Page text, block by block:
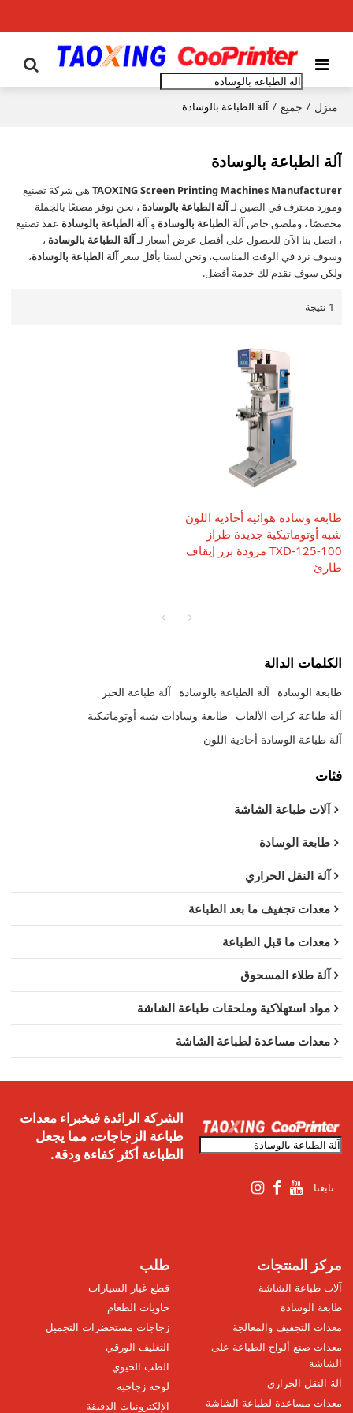
منزل / جميع / آلة الطباعة بالوسادة
آلة الطباعة بالوسادة
TAOXING Screen Printing Machines Manufacturer هي شركة تصنيع
ومورد محترف في الصين لـآلة الطباعة بالوسادة ، نحن نوفر مصنعًا بالجملة
مخصصًا ، وملصق خاصآلة الطباعة بالوسادة وآلة الطباعة بالوسادة عقد تصنيع
، اتصل بنا الآن للحصول على أفضل عرض أسعار لـآلة الطباعة بالوسادة ،
وسوف نرد في الوقت المناسب، ونحن لسنا بأقل سعرآلة الطباعة بالوسادة،
ولكن سوف نقدم لك خدمة أفضل.
1 نتيجة
طابعة وسادة هوائية أحادية اللون
شبه أوتوماتيكية جديدة طراز
TXD-125-100 مزودة بزر إيقاف
طارئ
الكلمات الدالة
طابعة الوسادة آلة الطباعة بالوسادة
آلة طباعة الحبر
آلة طباعة كرات الألعاب
طابعة وسادات شبه أوتوماتيكية
آلة طباعة الوسادة أحادية اللون
فئات
آلات طباعة الشاشة
طابعة الوسادة
آلة النقل الحراري
معدات تجفيف ما بعد الطباعة
معدات ما قبل الطباعة
آلة طلاء المسحوق
مواد استهلاكية وملحقات طباعة الشاشة
معدات مساعدة لطباعة الشاشة
الشركة الرائدة فيخبراء معدات
طباعة الزجاجات، مما يجعل
الطباعة أكثر كفاءة ودقة.
تابعنا
مركز المنتجات
آلات طباعة الشاشة
طابعة الوسادة
معدات التجفيف والمعالجة
معدات صنع ألواح الطباعة على
الشاشة
آلة النقل الحراري
معدات مساعدة لطباعة الشاشة
طلب
قطع غيار السيارات
حاويات الطعام
زجاجات مستحضرات التجميل
التغليف الورقي
الطب الحيوي
لوحة زجاجية
الإلكترونيات الدقيقة